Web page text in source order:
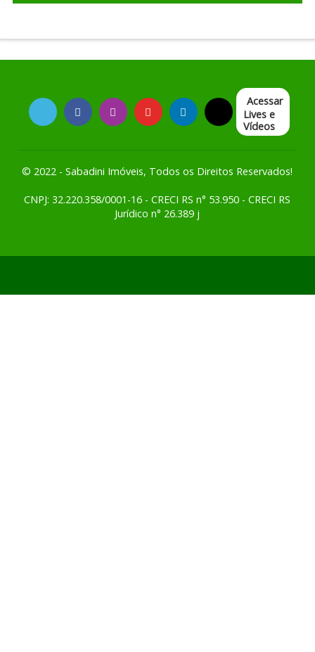
Acessar
Lives e
Vídeos
© 2022 - Sabadini Imóveis, Todos os Direitos Reservados!
CNPJ: 32.220.358/0001-16 - CRECI RS n° 53.950 - CRECI RS
Jurídico n° 26.389 j